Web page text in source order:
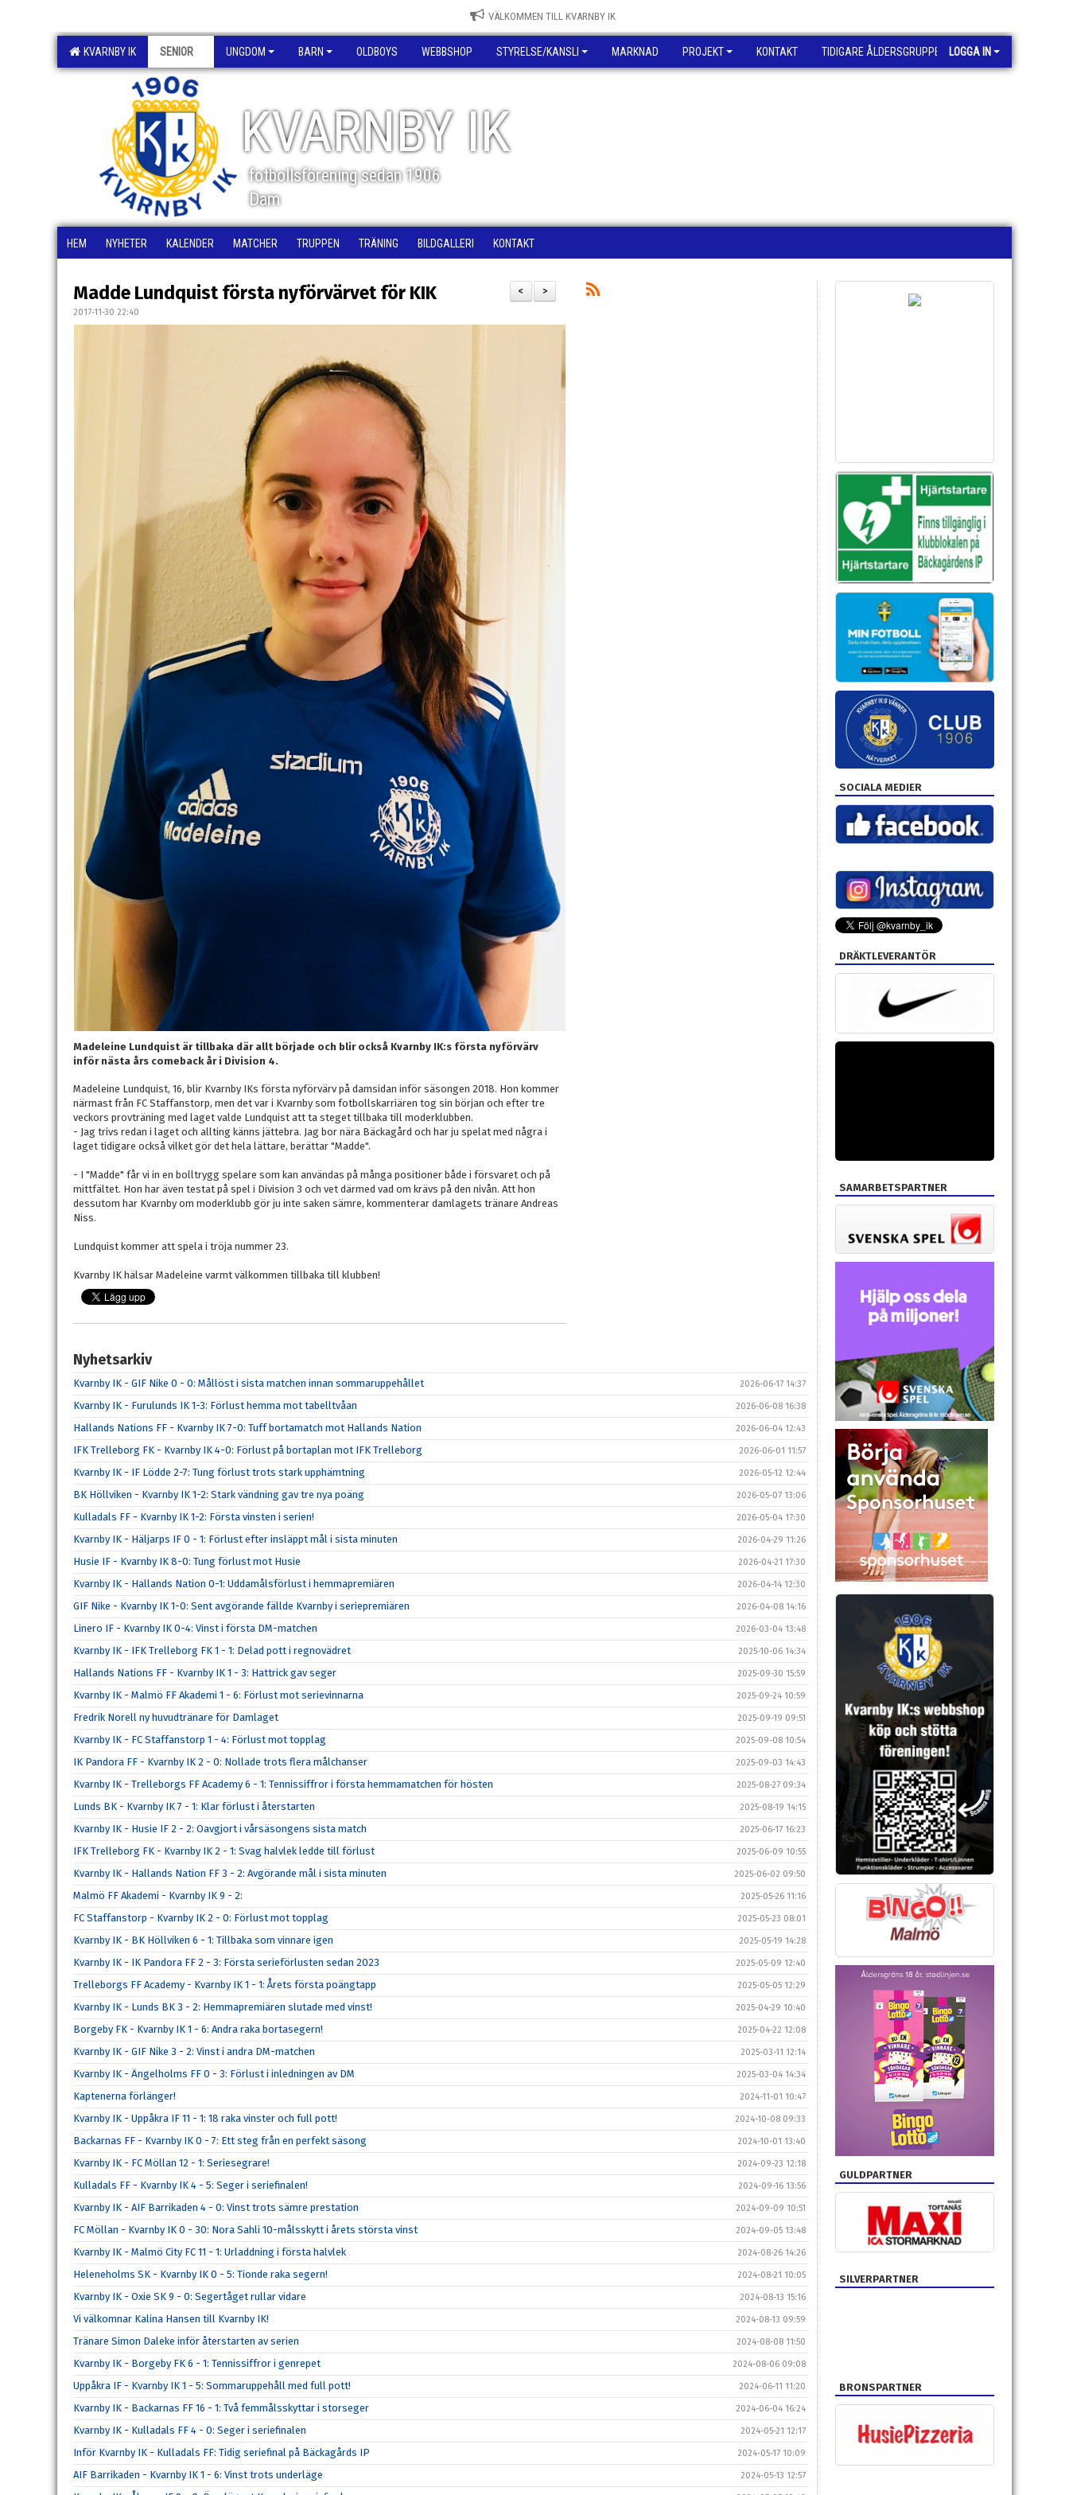
VÄLKOMMEN TILL KVARNBY IK
KVARNBY IK SENIOR UNGDOM BARN OLDBOYS WEBBSHOP STYRELSE/KANSLI MARKNAD PROJEKT KONTAKT TIDIGARE ÅLDERSGRUPPER LOGGA IN
KVARNBY IK
fotbollsförening sedan 1906
Dam
HEM NYHETER KALENDER MATCHER TRUPPEN TRÄNING BILDGALLERI KONTAKT
>
<
Madde Lundquist första nyförvärvet för KIK
2017-11-30 22:40
Madeleine Lundquist är tillbaka där allt började och blir också Kvarnby IK:s första nyförvärv
inför nästa års comeback år i Division 4.
Madeleine Lundquist, 16, blir Kvarnby IKs första nyförvärv på damsidan inför säsongen 2018. Hon kommer
närmast från FC Staffanstorp, men det var i Kvarnby som fotbollskarriären tog sin början och efter tre
veckors provträning med laget valde Lundquist att ta steget tillbaka till moderklubben.
- Jag trivs redan i laget och allting känns jättebra. Jag bor nära Bäckagård och har ju spelat med några i
laget tidigare också vilket gör det hela lättare, berättar "Madde".
- I "Madde" får vi in en bolltrygg spelare som kan användas på många positioner både i försvaret och på
mittfältet. Hon har även testat på spel i Division 3 och vet därmed vad om krävs på den nivån. Att hon
dessutom har Kvarnby om moderklubb gör ju inte saken sämre, kommenterar damlagets tränare Andreas
Niss.
Lundquist kommer att spela i tröja nummer 23.
Kvarnby IK hälsar Madeleine varmt välkommen tillbaka till klubben!
Nyhetsarkiv
Kvarnby IK - GIF Nike 0 - 0: Mållöst i sista matchen innan sommaruppehållet 2026-06-17 14:37
Kvarnby IK - Furulunds IK 1-3: Förlust hemma mot tabelltvåan 2026-06-08 16:38
Hallands Nations FF - Kvarnby IK 7-0: Tuff bortamatch mot Hallands Nation 2026-06-04 12:43
IFK Trelleborg FK - Kvarnby IK 4-0: Förlust på bortaplan mot IFK Trelleborg 2026-06-01 11:57
Kvarnby IK - IF Lödde 2-7: Tung förlust trots stark upphämtning 2026-05-12 12:44
BK Höllviken - Kvarnby IK 1-2: Stark vändning gav tre nya poäng 2026-05-07 13:06
Kulladals FF - Kvarnby IK 1-2: Första vinsten i serien! 2026-05-04 17:30
Kvarnby IK - Häljarps IF 0 - 1: Förlust efter insläppt mål i sista minuten 2026-04-29 11:26
Husie IF - Kvarnby IK 8-0: Tung förlust mot Husie 2026-04-21 17:30
Kvarnby IK - Hallands Nation 0-1: Uddamålsförlust i hemmapremiären 2026-04-14 12:30
GIF Nike - Kvarnby IK 1-0: Sent avgörande fällde Kvarnby i seriepremiären 2026-04-08 14:16
Linero IF - Kvarnby IK 0-4: Vinst i första DM-matchen 2026-03-04 13:48
Kvarnby IK - IFK Trelleborg FK 1 - 1: Delad pott i regnovädret 2025-10-06 14:34
Hallands Nations FF - Kvarnby IK 1 - 3: Hattrick gav seger 2025-09-30 15:59
Kvarnby IK - Malmö FF Akademi 1 - 6: Förlust mot serievinnarna 2025-09-24 10:59
Fredrik Norell ny huvudtränare för Damlaget 2025-09-19 09:51
Kvarnby IK - FC Staffanstorp 1 - 4: Förlust mot topplag 2025-09-08 10:54
IK Pandora FF - Kvarnby IK 2 - 0: Nollade trots flera målchanser 2025-09-03 14:43
Kvarnby IK - Trelleborgs FF Academy 6 - 1: Tennissiffror i första hemmamatchen för hösten 2025-08-27 09:34
Lunds BK - Kvarnby IK 7 - 1: Klar förlust i återstarten 2025-08-19 14:15
Kvarnby IK - Husie IF 2 - 2: Oavgjort i vårsäsongens sista match 2025-06-17 16:23
IFK Trelleborg FK - Kvarnby IK 2 - 1: Svag halvlek ledde till förlust 2025-06-09 10:55
Kvarnby IK - Hallands Nation FF 3 - 2: Avgörande mål i sista minuten 2025-06-02 09:50
Malmö FF Akademi - Kvarnby IK 9 - 2: 2025-05-26 11:16
FC Staffanstorp - Kvarnby IK 2 - 0: Förlust mot topplag 2025-05-23 08:01
Kvarnby IK - BK Höllviken 6 - 1: Tillbaka som vinnare igen 2025-05-19 14:28
Kvarnby IK - IK Pandora FF 2 - 3: Första serieförlusten sedan 2023 2025-05-09 12:40
Trelleborgs FF Academy - Kvarnby IK 1 - 1: Årets första poängtapp 2025-05-05 12:29
Kvarnby IK - Lunds BK 3 - 2: Hemmapremiären slutade med vinst! 2025-04-29 10:40
Borgeby FK - Kvarnby IK 1 - 6: Andra raka bortasegern! 2025-04-22 12:08
Kvarnby IK - GIF Nike 3 - 2: Vinst i andra DM-matchen 2025-03-11 12:14
Kvarnby IK - Ängelholms FF 0 - 3: Förlust i inledningen av DM 2025-03-04 14:34
Kaptenerna förlänger! 2024-11-01 10:47
Kvarnby IK - Uppåkra IF 11 - 1: 18 raka vinster och full pott! 2024-10-08 09:33
Backarnas FF - Kvarnby IK 0 - 7: Ett steg från en perfekt säsong 2024-10-01 13:40
Kvarnby IK - FC Möllan 12 - 1: Seriesegrare! 2024-09-23 12:18
Kulladals FF - Kvarnby IK 4 - 5: Seger i seriefinalen! 2024-09-16 13:56
Kvarnby IK - AIF Barrikaden 4 - 0: Vinst trots sämre prestation 2024-09-09 10:51
FC Möllan - Kvarnby IK 0 - 30: Nora Sahli 10-målsskytt i årets största vinst 2024-09-05 13:48
Kvarnby IK - Malmö City FC 11 - 1: Urladdning i första halvlek 2024-08-26 14:26
Heleneholms SK - Kvarnby IK 0 - 5: Tionde raka segern! 2024-08-21 10:05
Kvarnby IK - Oxie SK 9 - 0: Segertåget rullar vidare 2024-08-13 15:16
Vi välkomnar Kalina Hansen till Kvarnby IK! 2024-08-13 09:59
Tränare Simon Daleke inför återstarten av serien 2024-08-08 11:50
Kvarnby IK - Borgeby FK 6 - 1: Tennissiffror i genrepet 2024-08-06 09:08
Uppåkra IF - Kvarnby IK 1 - 5: Sommaruppehåll med full pott! 2024-06-11 11:20
Kvarnby IK - Backarnas FF 16 - 1: Två femmålsskyttar i storseger 2024-06-04 16:24
Kvarnby IK - Kulladals FF 4 - 0: Seger i seriefinalen 2024-05-21 12:17
Inför Kvarnby IK - Kulladals FF: Tidig seriefinal på Bäckagårds IP 2024-05-17 10:09
AIF Barrikaden - Kvarnby IK 1 - 6: Vinst trots underläge 2024-05-13 12:57
SOCIALA MEDIER
DRÄKTLEVERANTÖR
SAMARBETSPARTNER
GULDPARTNER
SILVERPARTNER
BRONSPARTNER